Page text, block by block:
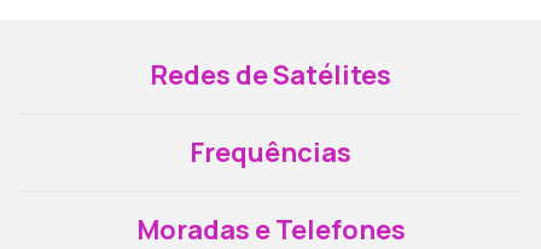
Redes de Satélites
Frequências
Moradas e Telefones